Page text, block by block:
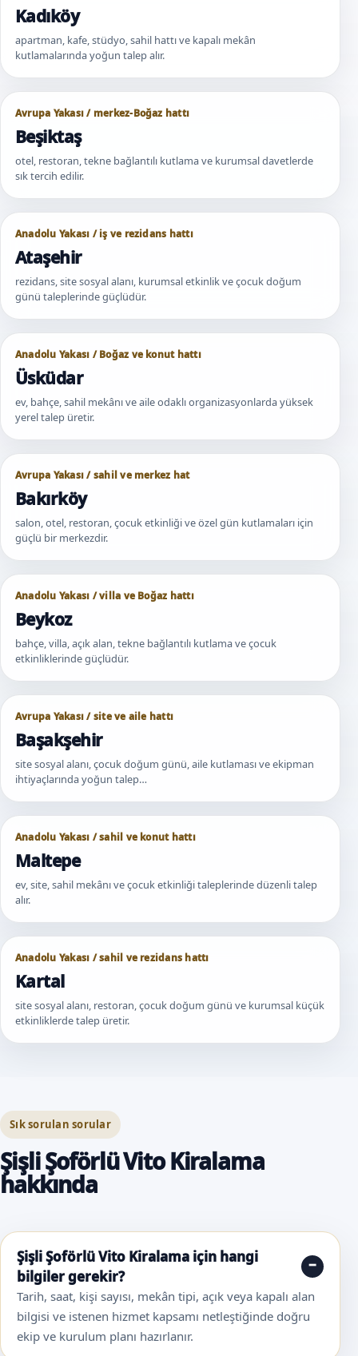
Kadıköy
apartman, kafe, stüdyo, sahil hattı ve kapalı mekân
kutlamalarında yoğun talep alır.
Avrupa Yakası / merkez-Boğaz hattı
Beşiktaş
otel, restoran, tekne bağlantılı kutlama ve kurumsal davetlerde
sık tercih edilir.
Anadolu Yakası / iş ve rezidans hattı
Ataşehir
rezidans, site sosyal alanı, kurumsal etkinlik ve çocuk doğum
günü taleplerinde güçlüdür.
Anadolu Yakası / Boğaz ve konut hattı
Üsküdar
ev, bahçe, sahil mekânı ve aile odaklı organizasyonlarda yüksek
yerel talep üretir.
Avrupa Yakası / sahil ve merkez hat
Bakırköy
salon, otel, restoran, çocuk etkinliği ve özel gün kutlamaları için
güçlü bir merkezdir.
Anadolu Yakası / villa ve Boğaz hattı
Beykoz
bahçe, villa, açık alan, tekne bağlantılı kutlama ve çocuk
etkinliklerinde güçlüdür.
Avrupa Yakası / site ve aile hattı
Başakşehir
site sosyal alanı, çocuk doğum günü, aile kutlaması ve ekipman
ihtiyaçlarında yoğun talep…
Anadolu Yakası / sahil ve konut hattı
Maltepe
ev, site, sahil mekânı ve çocuk etkinliği taleplerinde düzenli talep
alır.
Anadolu Yakası / sahil ve rezidans hattı
Kartal
site sosyal alanı, restoran, çocuk doğum günü ve kurumsal küçük
etkinliklerde talep üretir.
Sık sorulan sorular
Şişli Şoförlü Vito Kiralama
hakkında
Şişli Şoförlü Vito Kiralama için hangi
bilgiler gerekir?
Tarih, saat, kişi sayısı, mekân tipi, açık veya kapalı alan
bilgisi ve istenen hizmet kapsamı netleştiğinde doğru
ekip ve kurulum planı hazırlanır.